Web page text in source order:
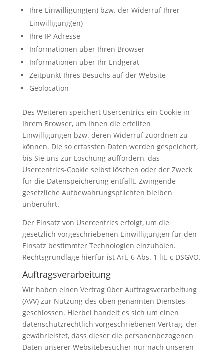
Ihre Einwilligung(en) bzw. der Widerruf Ihrer
Einwilligung(en)
Ihre IP-Adresse
Informationen über Ihren Browser
Informationen über Ihr Endgerät
Zeitpunkt Ihres Besuchs auf der Website
Geolocation
Des Weiteren speichert Usercentrics ein Cookie in
Ihrem Browser, um Ihnen die erteilten
Einwilligungen bzw. deren Widerruf zuordnen zu
können. Die so erfassten Daten werden gespeichert,
bis Sie uns zur Löschung auffordern, das
Usercentrics-Cookie selbst löschen oder der Zweck
für die Datenspeicherung entfällt. Zwingende
gesetzliche Aufbewahrungspflichten bleiben
unberührt.
Der Einsatz von Usercentrics erfolgt, um die
gesetzlich vorgeschriebenen Einwilligungen für den
Einsatz bestimmter Technologien einzuholen.
Rechtsgrundlage hierfür ist Art. 6 Abs. 1 lit. c DSGVO.
Auftragsverarbeitung
Wir haben einen Vertrag über Auftragsverarbeitung
(AVV) zur Nutzung des oben genannten Dienstes
geschlossen. Hierbei handelt es sich um einen
datenschutzrechtlich vorgeschriebenen Vertrag, der
gewährleistet, dass dieser die personenbezogenen
Daten unserer Websitebesucher nur nach unseren